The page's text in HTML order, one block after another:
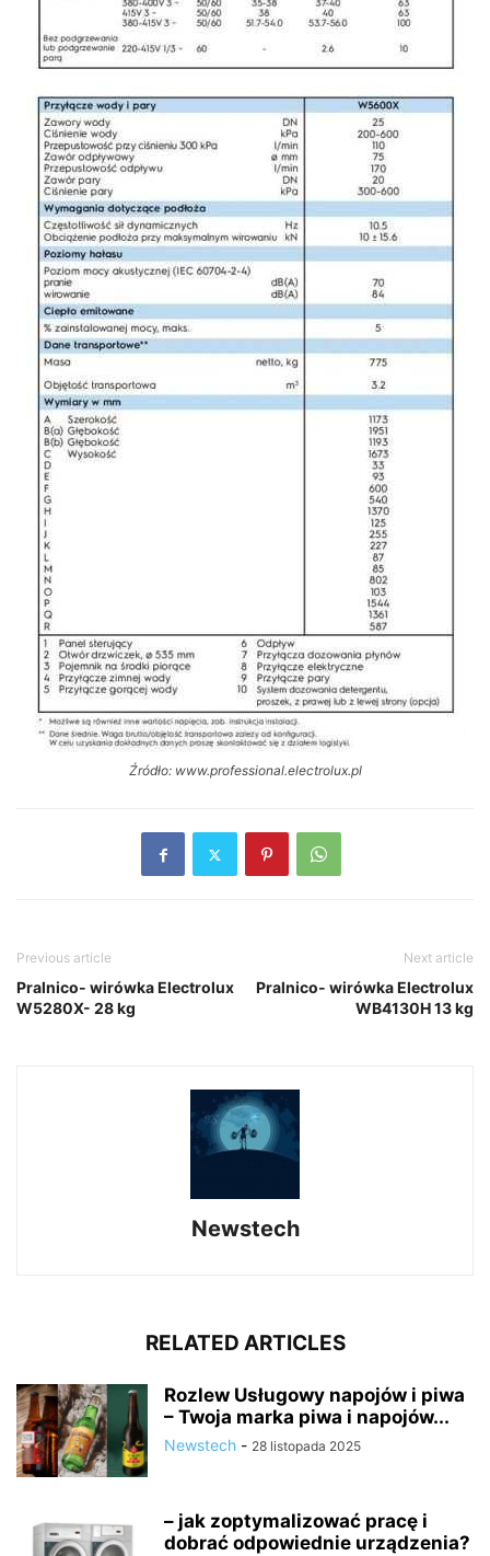
Źródło: www.professional.electrolux.pl
Previous article
Pralnico- wirówka Electrolux
W5280X- 28 kg
Next article
Pralnico- wirówka Electrolux
WB4130H 13 kg
Newstech
RELATED ARTICLES
Rozlew Usługowy napojów i piwa
– Twoja marka piwa i napojów...
Newstech - 28 listopada 2025
– jak zoptymalizować pracę i
dobrać odpowiednie urządzenia?